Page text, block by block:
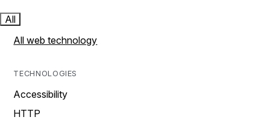
All
All web technology
TECHNOLOGIES
Accessibility
HTTP